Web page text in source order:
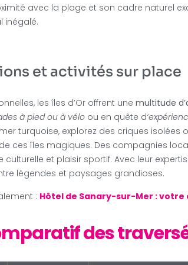
avec la plage et son cadre naturel
inégalé.
et activités sur place
les îles d’Or offrent une multitude
à pied ou à vélo ou en quête d
turquoise, explorez des criques
ces îles magiques. Des compagnies
et plaisir sportif. Avec leur
légendes et paysages grandioses.
: Hôtel de Sanary-sur-Mer : votre
des